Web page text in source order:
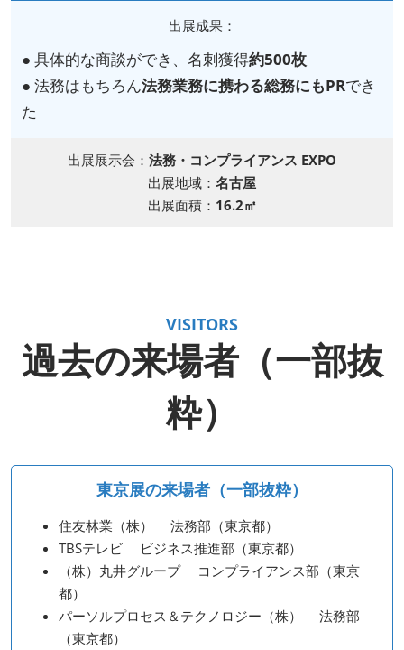
出展成果：
● 具体的な商談ができ、名刺獲得約500枚
● 法務はもちろん法務業務に携わる総務にもPRでき
た
出展展示会： 法務・コンプライアンス EXPO
出展地域： 名古屋
出展面積： 16.2㎡
VISITORS
過去の来場者（一部抜
粋）
東京展の来場者（一部抜粋）
住友林業（株） 法務部（東京都）
TBSテレビ ビジネス推進部（東京都）
（株）丸井グループ コンプライアンス部（東京
都）
パーソルプロセス＆テクノロジー（株） 法務部
（東京都）